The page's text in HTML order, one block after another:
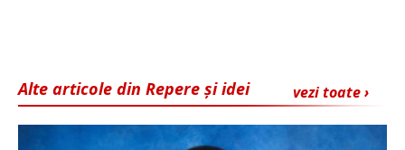
vezi toate ›
Alte articole din Repere și idei